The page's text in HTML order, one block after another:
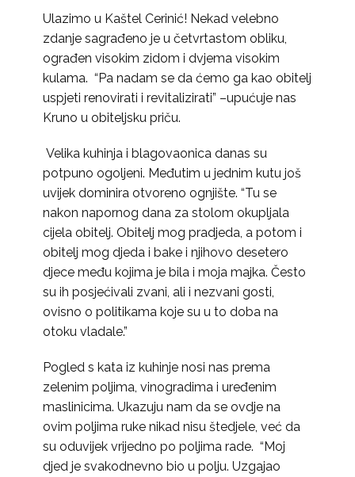
Ulazimo u Kaštel Cerinić! Nekad velebno
zdanje sagrađeno je u četvrtastom obliku,
ograđen visokim zidom i dvjema visokim
kulama. “Pa nadam se da ćemo ga kao obitelj
uspjeti renovirati i revitalizirati” –upućuje nas
Kruno u obiteljsku priču.
Velika kuhinja i blagovaonica danas su
potpuno ogoljeni. Međutim u jednim kutu još
uvijek dominira otvoreno ognjište. “Tu se
nakon napornog dana za stolom okupljala
cijela obitelj. Obitelj mog pradjeda, a potom i
obitelj mog djeda i bake i njihovo desetero
djece među kojima je bila i moja majka. Često
su ih posjećivali zvani, ali i nezvani gosti,
ovisno o politikama koje su u to doba na
otoku vladale.”
Pogled s kata iz kuhinje nosi nas prema
zelenim poljima, vinogradima i uređenim
maslinicima. Ukazuju nam da se ovdje na
ovim poljima ruke nikad nisu štedjele, već da
su oduvijek vrijedno po poljima rade. “Moj
djed je svakodnevno bio u polju. Uzgajao